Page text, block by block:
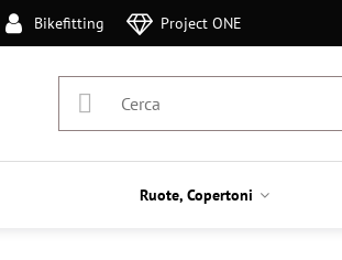
Bikefitting Project ONE
Ruote, Copertoni